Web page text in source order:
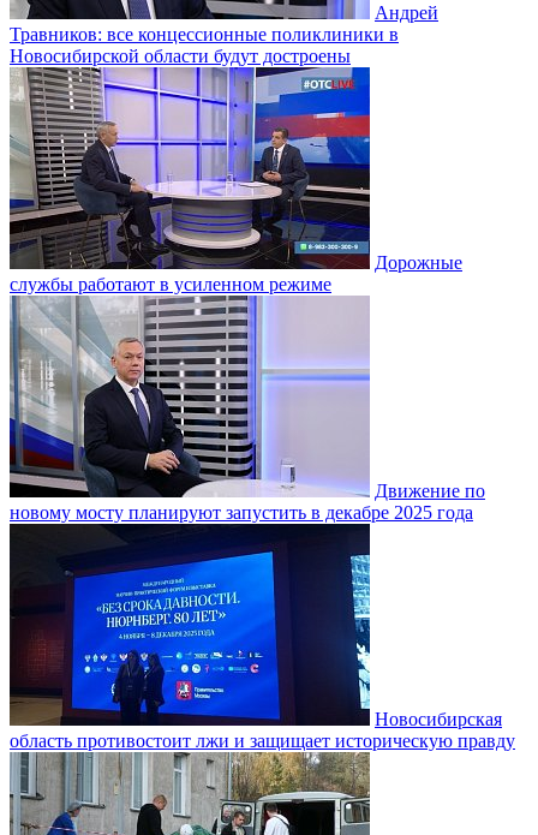
Андрей
Травников: все концессионные поликлиники в
Новосибирской области будут достроены
Дорожные
службы работают в усиленном режиме
Движение по
новому мосту планируют запустить в декабре 2025 года
Новосибирская
область противостоит лжи и защищает историческую правду